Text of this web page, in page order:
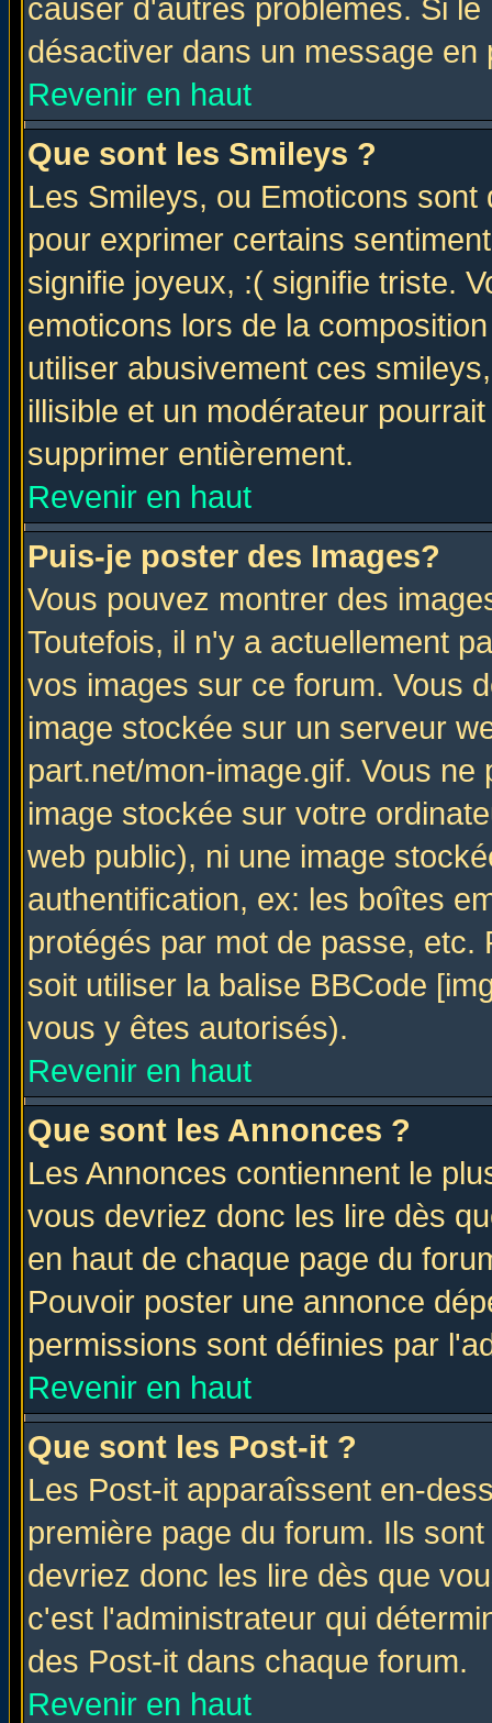
causer d'autres problèmes. Si
désactiver dans un message
Revenir en haut
Que sont les Smileys ?
Les Smileys, ou Emoticons
pour exprimer certains
signifie joyeux, :( signifie triste.
emoticons lors de la
utiliser abusivement ces
illisible et un modérateur
supprimer entièrement.
Revenir en haut
Puis-je poster des Images?
Vous pouvez montrer des
Toutefois, il n'y a actuellement
vos images sur ce forum. Vous
image stockée sur un serveur
part.net/mon-image.gif. Vous
image stockée sur votre
web public), ni une image
authentification, ex: les boîtes
protégés par mot de passe,
soit utiliser la balise BBCode
vous y êtes autorisés).
Revenir en haut
Que sont les Annonces ?
Les Annonces contiennent le
vous devriez donc les lire dès
en haut de chaque page du
Pouvoir poster une annonce
permissions sont définies par
Revenir en haut
Que sont les Post-it ?
Les Post-it apparaîssent en-
première page du forum. Ils
devriez donc les lire dès que
c'est l'administrateur qui
des Post-it dans chaque forum.
Revenir en haut